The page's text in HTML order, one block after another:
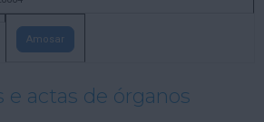
Amosar
e actas de órganos